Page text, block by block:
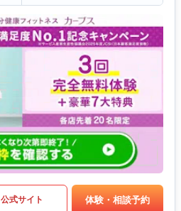
公式サイト 体験・相談予約